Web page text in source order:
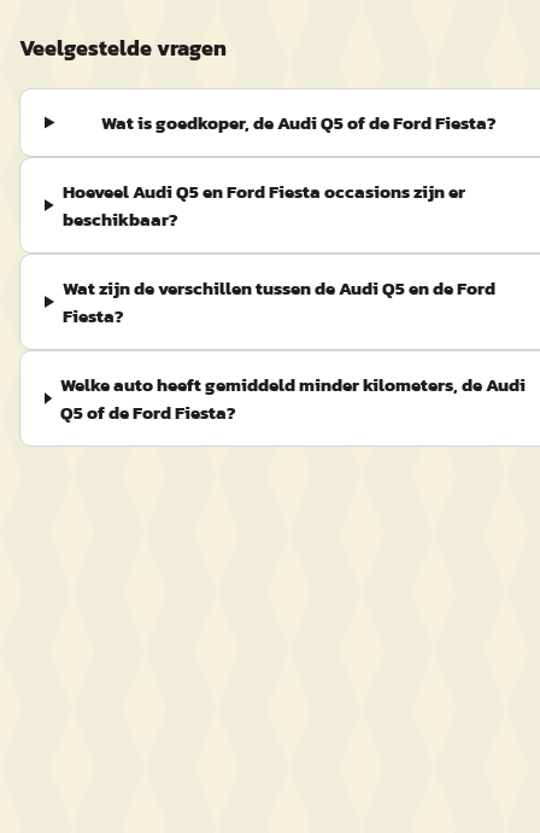
Veelgestelde vragen
Wat is goedkoper, de Audi Q5 of de Ford Fiesta?
Hoeveel Audi Q5 en Ford Fiesta occasions zijn er
beschikbaar?
Wat zijn de verschillen tussen de Audi Q5 en de Ford
Fiesta?
Welke auto heeft gemiddeld minder kilometers, de Audi
Q5 of de Ford Fiesta?